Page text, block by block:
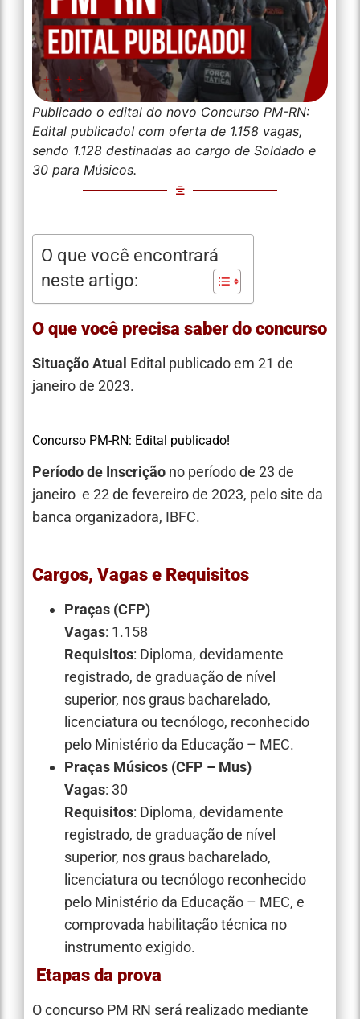
Publicado o edital do novo Concurso PM-RN:
Edital publicado! com oferta de 1.158 vagas,
sendo 1.128 destinadas ao cargo de Soldado e
30 para Músicos.
O que você encontrará
neste artigo:
O que você precisa saber do concurso
Situação Atual Edital publicado em 21 de
janeiro de 2023.
Concurso PM-RN: Edital publicado!
Período de Inscrição no período de 23 de
janeiro e 22 de fevereiro de 2023, pelo site da
banca organizadora, IBFC.
Cargos, Vagas e Requisitos
Praças (CFP)
Vagas: 1.158
Requisitos: Diploma, devidamente
registrado, de graduação de nível
superior, nos graus bacharelado,
licenciatura ou tecnólogo, reconhecido
pelo Ministério da Educação – MEC.
Praças Músicos (CFP – Mus)
Vagas: 30
Requisitos: Diploma, devidamente
registrado, de graduação de nível
superior, nos graus bacharelado,
licenciatura ou tecnólogo reconhecido
pelo Ministério da Educação – MEC, e
comprovada habilitação técnica no
instrumento exigido.
Etapas da prova
O concurso PM RN será realizado mediante